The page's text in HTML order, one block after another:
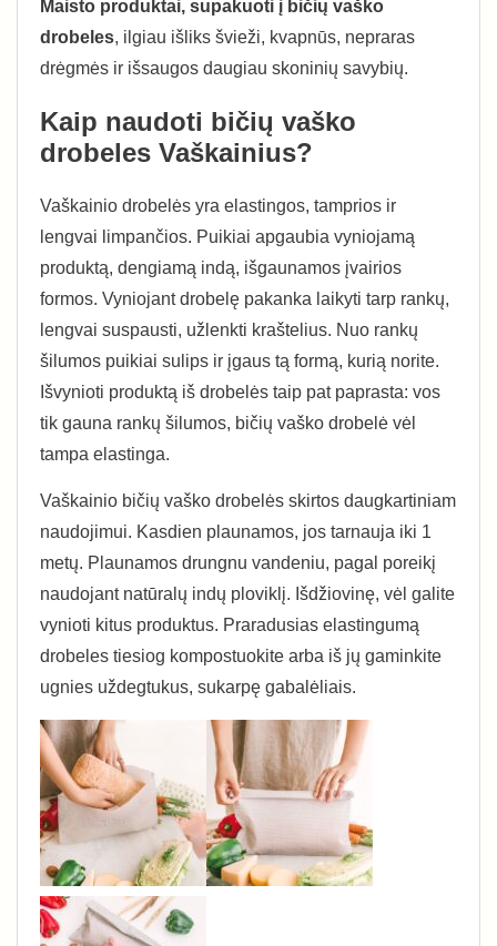
Maisto produktai, supakuoti į bičių vaško
drobeles, ilgiau išliks švieži, kvapnūs, nepraras
drėgmės ir išsaugos daugiau skoninių savybių.
Kaip naudoti bičių vaško
drobeles Vaškainius?
Vaškainio drobelės yra elastingos, tamprios ir
lengvai limpančios. Puikiai apgaubia vyniojamą
produktą, dengiamą indą, išgaunamos įvairios
formos. Vyniojant drobelę pakanka laikyti tarp rankų,
lengvai suspausti, užlenkti kraštelius. Nuo rankų
šilumos puikiai sulips ir įgaus tą formą, kurią norite.
Išvynioti produktą iš drobelės taip pat paprasta: vos
tik gauna rankų šilumos, bičių vaško drobelė vėl
tampa elastinga.
Vaškainio bičių vaško drobelės skirtos daugkartiniam
naudojimui. Kasdien plaunamos, jos tarnauja iki 1
metų. Plaunamos drungnu vandeniu, pagal poreikį
naudojant natūralų indų ploviklį. Išdžiovinę, vėl galite
vynioti kitus produktus. Praradusias elastingumą
drobeles tiesiog kompostuokite arba iš jų gaminkite
ugnies uždegtukus, sukarpę gabalėliais.